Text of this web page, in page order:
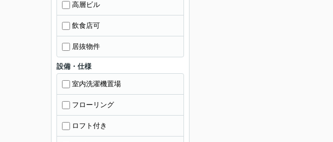
高層ビル
飲食店可
居抜物件
設備・仕様
室内洗濯機置場
フローリング
ロフト付き